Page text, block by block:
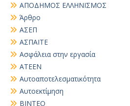
ΑΠΟΔΗΜΟΣ ΕΛΛΗΝΙΣΜΟΣ
Άρθρο
ΑΣΕΠ
ΑΣΠΑΙΤΕ
Ασφάλεια στην εργασία
ΑΤΕΕΝ
Αυτοαποτελεσματικότητα
Αυτοεκτίμηση
ΒΙΝΤΕΟ